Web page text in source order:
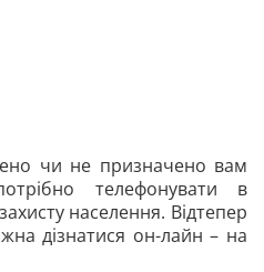
чи не призначено вам
телефонувати в
населення. Відтепер
дізнатися он-лайн – на